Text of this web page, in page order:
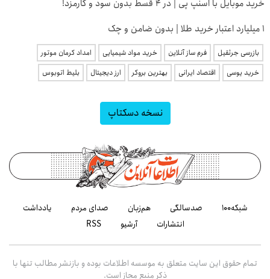
خرید موبایل با اسنپ پی | در ۴ قسط بدون سود و کارمزد!
۱ میلیارد اعتبار خرید طلا | بدون ضامن و چک
بازرسی جرثقیل فرم ساز آنلاین خرید مواد شیمیایی
امداد کرمان موتور
خرید یوسی
اقتصاد ایرانی بهترین بروکر ارز دیجیتال بلیط اتوبوس
نسخه دسکتاپ
شبکه۱۰۰ صدسالگی هم‌زبان صدای مردم
یادداشت
انتشارات
آرشیو RSS
تمام حقوق این سایت متعلق به موسسه اطلاعات بوده و بازنشر مطالب تنها با
ذکر منبع مجاز است.